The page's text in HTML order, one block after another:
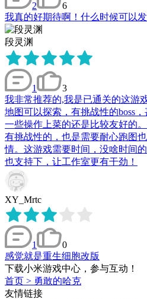
2
6
我真的好期待啊！什么时候可以发
段灵渊
1
3
我非常推荐的,我是已通关的这游
地图可以探索，有挑战性的boss
一些操作上菜的还是比较友好的
有挑战性的，也是需要耐心跑图
情。这游戏需要时间，没啥时间
也支持下，让工作室更有干劲！
XY_Mrtc
1
0
感觉就是重生细胞改版
下载小米游戏中心，参与互动！
首页 > 勇敢的哈克
友情链接